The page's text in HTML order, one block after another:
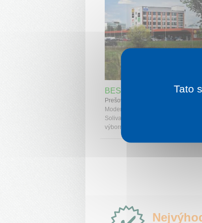
BEST WESTERN HOTEL
Prešov
Moderní hotel nacházející se v
Solivaria v Prešově. Nabízí
výbornou dostupností pro obchodní i
Proč
Tato